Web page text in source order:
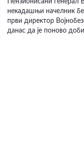
некадашњи начелник
први директор
данас да је поново